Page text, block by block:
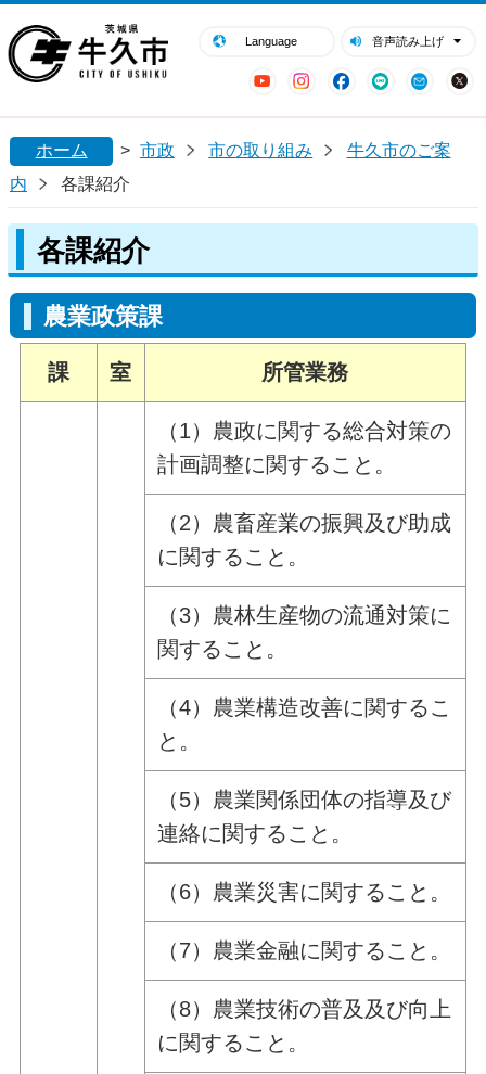
Language 音声読み上げ
YouTubeInstagram
Facebook
LINE Mail
閉じる
ホーム > 市政 市の取り組み
牛久市のご案
内
各課紹介
各課紹介
農業政策課
課 室 所管業務
（1）農政に関する総合対策の
計画調整に関すること。
（2）農畜産業の振興及び助成
に関すること。
（3）農林生産物の流通対策に
関すること。
（4）農業構造改善に関するこ
と。
（5）農業関係団体の指導及び
連絡に関すること。
（6）農業災害に関すること。
（7）農業金融に関すること。
（8）農業技術の普及及び向上
に関すること。